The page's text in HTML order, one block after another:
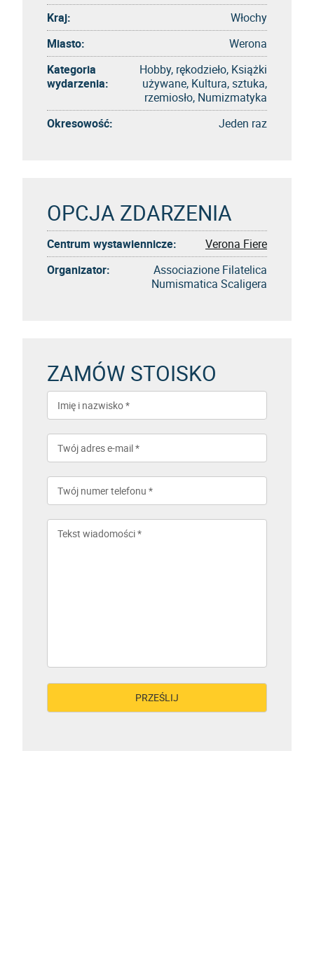
Kraj:
Włochy
Miasto:
Werona
Kategoria
wydarzenia:
Hobby, rękodzieło, Książki
używane, Kultura, sztuka,
rzemiosło, Numizmatyka
Okresowość:
Jeden raz
OPCJA ZDARZENIA
Centrum wystawiennicze:
Verona Fiere
Organizator:
Associazione Filatelica
Numismatica Scaligera
ZAMÓW STOISKO